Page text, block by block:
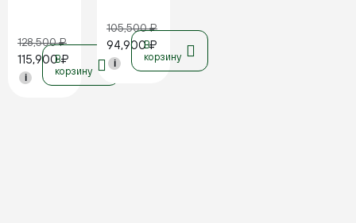
128,500₽
115,900₽
i
В
корзину
105,500₽
94,900₽
i
В
корзину